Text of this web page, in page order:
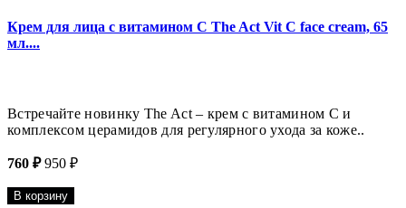
Крем для лица с витамином C The Act Vit С face cream, 65
мл....
Встречайте новинку The Act – крем с витамином С и
комплексом церамидов для регулярного ухода за коже..
760 ₽ 950 ₽
В корзину